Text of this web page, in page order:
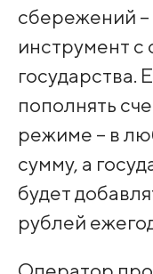
сбережений
инструмент
государства.
пополнять
режиме – в
сумму, а
будет
рублей